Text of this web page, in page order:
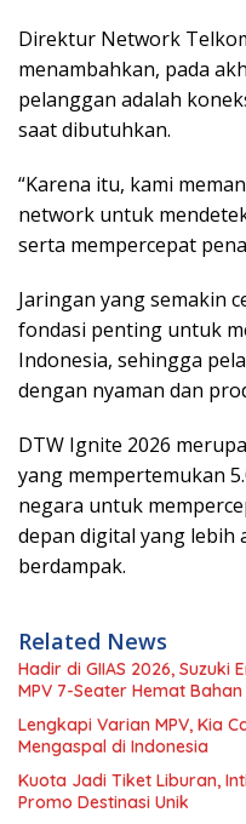
Direktur Network
menambahkan, pada
pelanggan adalah
saat dibutuhkan.
“Karena itu, kami
network untuk
serta mempercepat
Jaringan yang semakin
fondasi penting untuk
Indonesia, sehingga
dengan nyaman dan
DTW Ignite 2026
yang mempertemukan
negara untuk
depan digital yang lebih
berdampak.
Related News
Hadir di GIIAS 2026, Suzuki
MPV 7-Seater Hemat
Lengkapi Varian MPV, Kia
Mengaspal di Indonesia
Kuota Jadi Tiket Liburan,
Promo Destinasi Unik